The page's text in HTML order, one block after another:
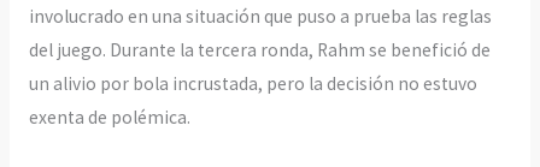
involucrado en una situación que puso a prueba las reglas
del juego. Durante la tercera ronda, Rahm se benefició de
un alivio por bola incrustada, pero la decisión no estuvo
exenta de polémica.